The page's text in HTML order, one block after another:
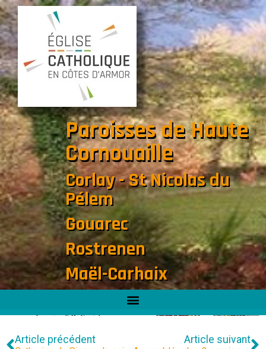
Paroisses de Haute
Cornouaille
Corlay - St Nicolas du
Pélem
Gouarec
Rostrenen
Maël-Carhaix
Article précédent Article suivant